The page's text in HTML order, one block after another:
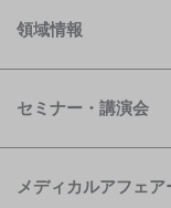
領域情報
セミナー・講演会
メディカルアフェア